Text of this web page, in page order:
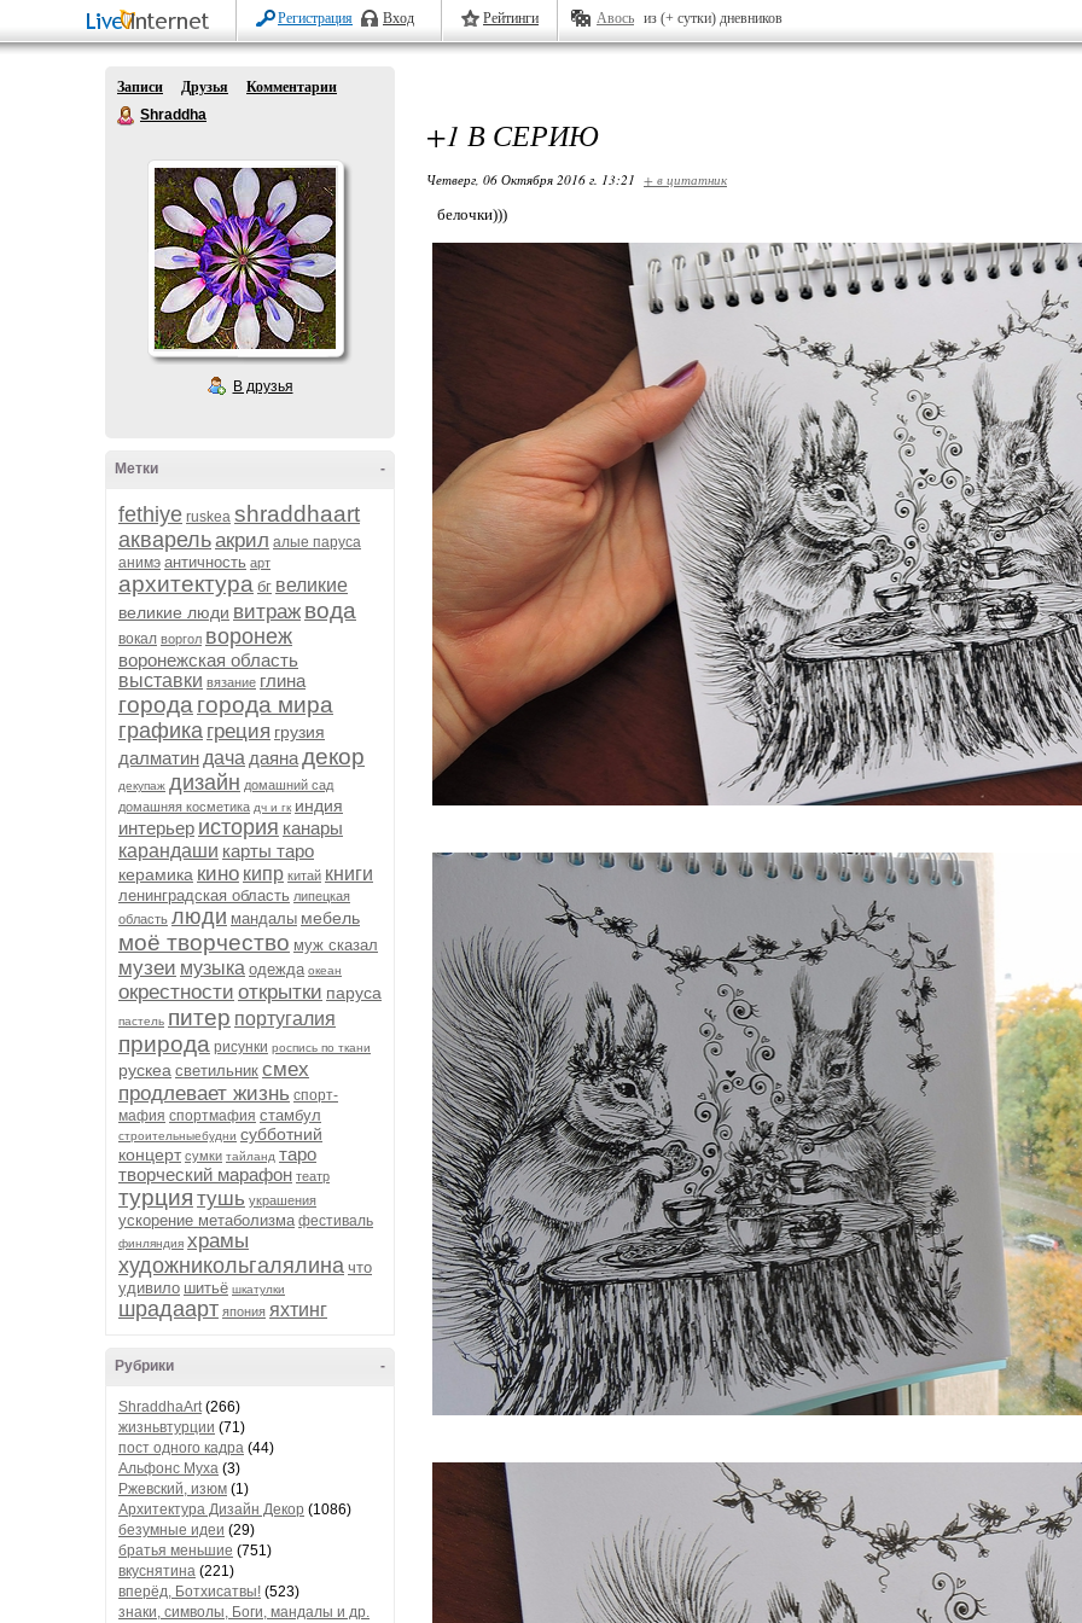
Регистрация Вход Рейтинги Авось из (+ сутки) дневников
Записи Друзья
Комментарии
Shraddha
В друзья
-
Метки
fethiye ruskea shraddhaart
акварельакрил алые паруса
анимэ античность арт
архитектура бг великие
великие люди витраж вода
вокал воргол воронеж
воронежская область
выставки вязание глина
города города мира
графика греция грузия
далматин дача даянадекор
декупаж дизайн домашний сад
домашняя косметика дч и гк индия
интерьер история канары
карандаши карты таро
керамика кино кипр китай книги
ленинградская область липецкая
область люди мандалы мебель
моё творчество муж сказал
музеи музыка одежда океан
окрестности открытки паруса
пастель питер португалия
природа рисунки роспись по ткани
рускеа светильник смех
продлевает жизнь спорт-
мафия спортмафия стамбул
строительныебудни субботний
концерт сумки тайланд таро
творческий марафон театр
турция тушь украшения
ускорение метаболизма фестиваль
финляндия храмы
художникольгалялина что
удивило шитьё шкатулки
шрадаарт япония яхтинг
-
Рубрики
ShraddhaArt(266)
жизньвтурции (71)
пост одного кадра (44)
Альфонс Муха (3)
Ржевский, изюм (1)
Архитектура Дизайн Декор (1086)
безумные идеи (29)
братья меньшие (751)
вкуснятина (221)
вперёд, Ботхисатвы! (523)
знаки, символы, Боги, мандалы и др.
+1 В СЕРИЮ
Четверг, 06 Октября 2016 г. 13:21 + в цитатник
белочки)))